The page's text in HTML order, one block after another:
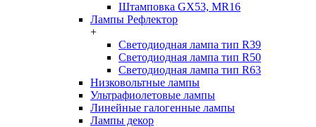
Штамповка GX53, MR16
Лампы Рефлектор
+
Светодиодная лампа тип R39
Светодиодная лампа тип R50
Светодиодная лампа тип R63
Низковольтные лампы
Ультрафиолетовые лампы
Линейные галогенные лампы
Лампы декор